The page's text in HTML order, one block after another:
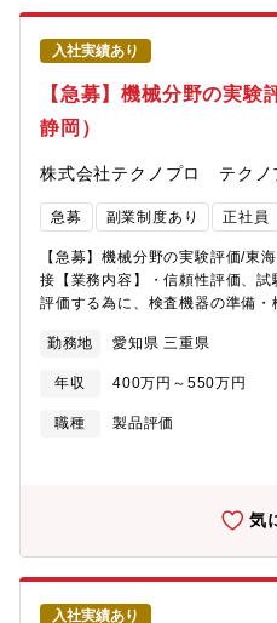
入社実績あり
【急募】機械分野の実験
静岡）
株式会社テクノプロ テクノ
急募 副業制度あり 正社員
【急募】機械分野の実験評価/東
接【業務内容】・信頼性評価、
評価する為に、検査機器の準備
備の点検保守作業
勤務地 愛知県 三重県
年収 400万円～550万円
職種
製品評価
気
入社実績あり